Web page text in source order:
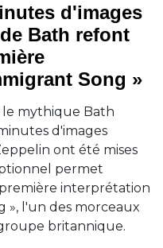
d'images
Bath refont
Song »
le mythique Bath
d'images
ont été mises
permet
interprétation
», l'un des morceaux
britannique.